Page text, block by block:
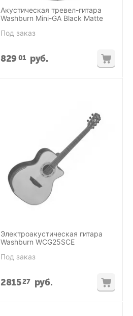
Акустическая тревел-гитара
Washburn Mini-GA Black Matte
Под заказ
82901 руб.
Электроакустическая гитара
Washburn WCG25SCE
Под заказ
281527 руб.